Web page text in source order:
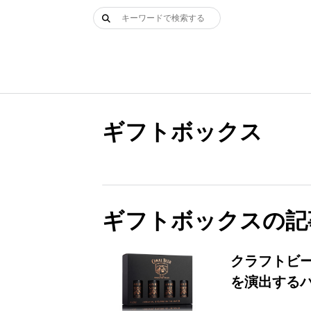
検
ギフトボックス
ギフトボックスの
クラフトビ
を演出する